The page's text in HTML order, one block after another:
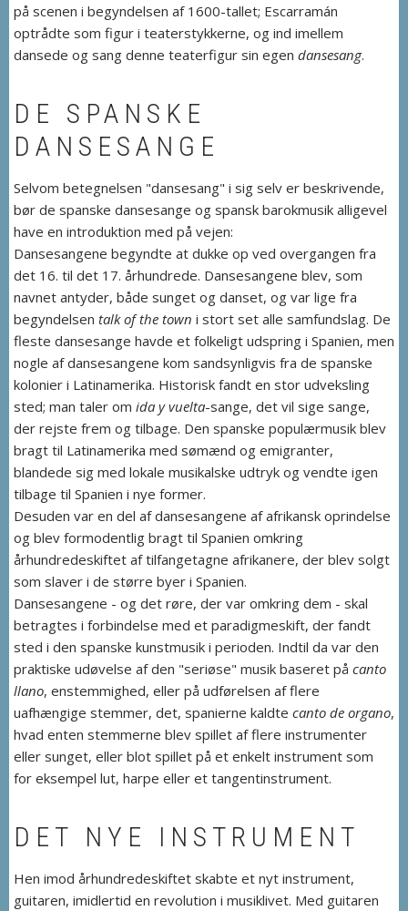
på scenen i begyndelsen af 1600-tallet; Escarramán
optrådte som figur i teaterstykkerne, og ind imellem
dansede og sang denne teaterfigur sin egen dansesang.
DE SPANSKE
DANSESANGE
Selvom betegnelsen "dansesang" i sig selv er beskrivende,
bør de spanske dansesange og spansk barokmusik alligevel
have en introduktion med på vejen:
Dansesangene begyndte at dukke op ved overgangen fra
det 16. til det 17. århundrede. Dansesangene blev, som
navnet antyder, både sunget og danset, og var lige fra
begyndelsen talk of the town i stort set alle samfundslag. De
fleste dansesange havde et folkeligt udspring i Spanien, men
nogle af dansesangene kom sandsynligvis fra de spanske
kolonier i Latinamerika. Historisk fandt en stor udveksling
sted; man taler om ida y vuelta-sange, det vil sige sange,
der rejste frem og tilbage. Den spanske populærmusik blev
bragt til Latinamerika med sømænd og emigranter,
blandede sig med lokale musikalske udtryk og vendte igen
tilbage til Spanien i nye former.
Desuden var en del af dansesangene af afrikansk oprindelse
og blev formodentlig bragt til Spanien omkring
århundredeskiftet af tilfangetagne afrikanere, der blev solgt
som slaver i de større byer i Spanien.
Dansesangene - og det røre, der var omkring dem - skal
betragtes i forbindelse med et paradigmeskift, der fandt
sted i den spanske kunstmusik i perioden. Indtil da var den
praktiske udøvelse af den "seriøse" musik baseret på canto
llano, enstemmighed, eller på udførelsen af flere
uafhængige stemmer, det, spanierne kaldte canto de organo,
hvad enten stemmerne blev spillet af flere instrumenter
eller sunget, eller blot spillet på et enkelt instrument som
for eksempel lut, harpe eller et tangentinstrument.
DET NYE INSTRUMENT
Hen imod århundredeskiftet skabte et nyt instrument,
guitaren, imidlertid en revolution i musiklivet. Med guitaren